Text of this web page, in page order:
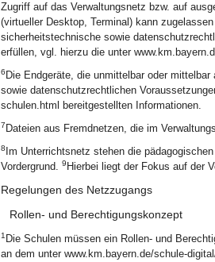
Zugriff auf das Verwaltungsnetz bzw. auf
(virtueller Desktop, Terminal) kann
sicherheitstechnische sowie
erfüllen, vgl. hierzu die unter
6 Die Endgeräte, die unmittelbar oder
sowie datenschutzrechtlichen
schulen.html bereitgestellten Informationen.
7 Dateien aus Fremdnetzen, die im
8 Im Unterrichtsnetz stehen die
Vordergrund. 9 Hierbei liegt der Fokus auf der
Regelungen des Netzzugangs
Rollen- und Berechtigungskonzept
1 Die Schulen müssen ein Rollen- und
an dem unter www.km.bayern.de/schule-